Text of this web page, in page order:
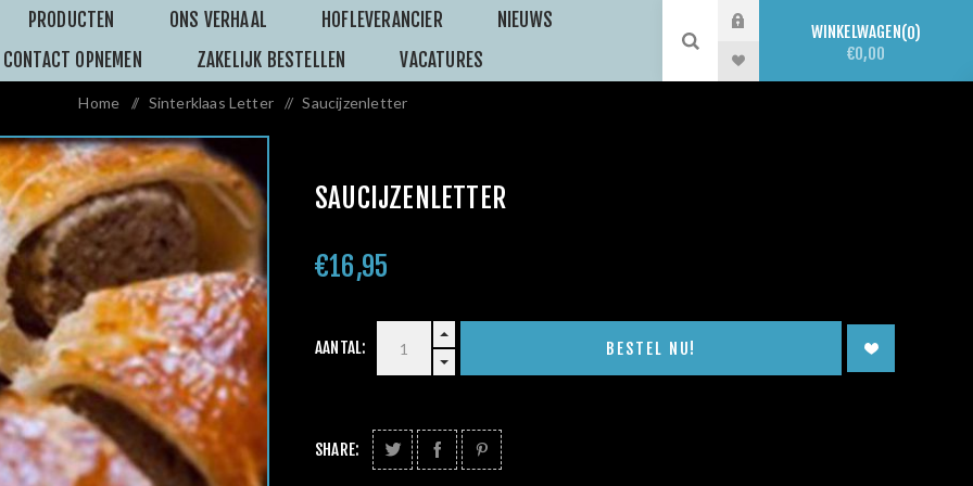
PRODUCTEN ONS VERHAAL HOFLEVERANCIER
NIEUWS
CONTACT OPNEMEN
ZAKELIJK BESTELLEN VACATURES
WINKELWAGEN 0
€0,00
Home / Sinterklaas Letter / Saucijzenletter
SAUCIJZENLETTER
€16,95
AANTAL:
SHARE: